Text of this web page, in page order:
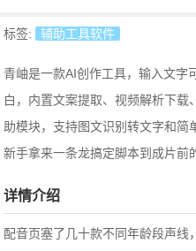
标签: 辅助工具软件
青岫是一款AI创作工具，输入文字
白，内置文案提取、视频解析下
助模块，支持图文识别转文字和简
新手拿来一条龙搞定脚本到成片前
详情介绍
配音页塞了几十款不同年龄段声线